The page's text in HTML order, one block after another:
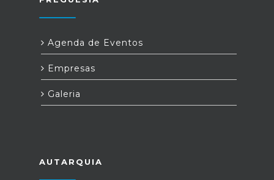
Agenda de Eventos
Empresas
Galeria
AUTARQUIA